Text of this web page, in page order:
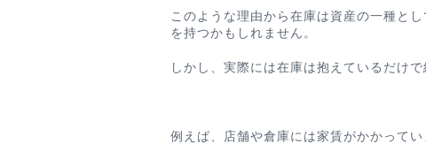
このような理由から在庫は資産の一種と
を持つかもしれません。
しかし、実際には在庫は抱えているだけで
例えば、店舗や倉庫には家賃がかかってい